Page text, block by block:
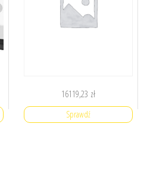
16119,23 zł
Sprawdź